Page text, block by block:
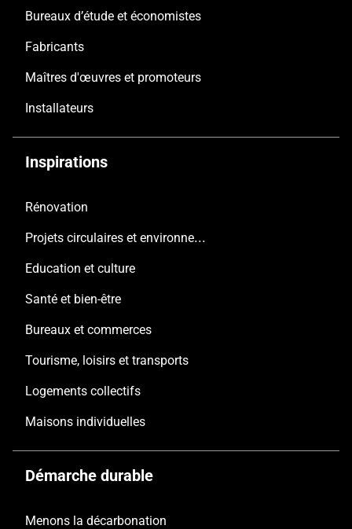
Bureaux d’étude et économistes
Fabricants
Maîtres d'œuvres et promoteurs
Installateurs
Inspirations
Rénovation
Projets circulaires et environnementaux
Education et culture
Santé et bien-être
Bureaux et commerces
Tourisme, loisirs et transports
Logements collectifs
Maisons individuelles
Démarche durable
Menons la décarbonation